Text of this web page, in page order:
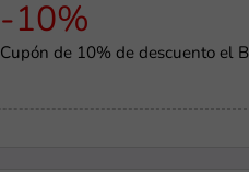
-10%
Cupón de 10% de descuento el